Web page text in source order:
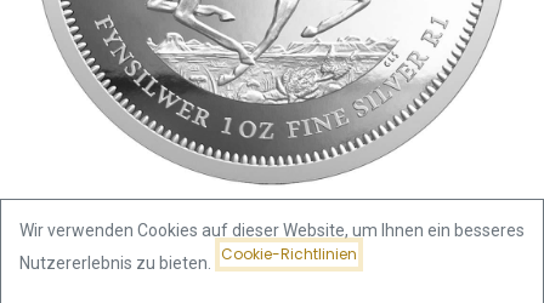
Wir verwenden Cookies auf dieser Website, um Ihnen ein besseres
Nutzererlebnis zu bieten.
Cookie-Richtlinien